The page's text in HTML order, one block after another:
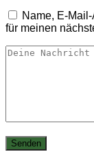
Name, E-
für meinen